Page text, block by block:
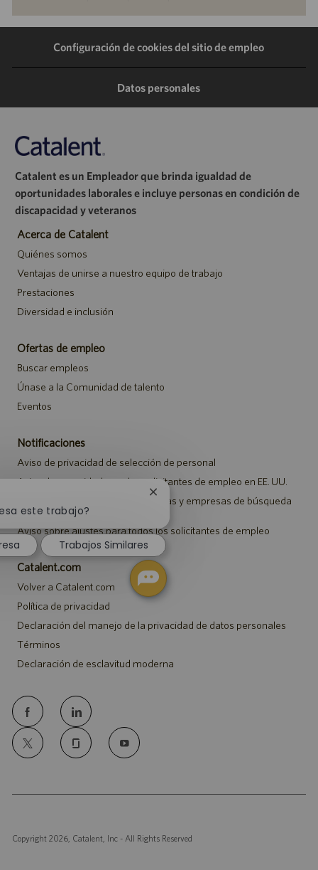
a
través
a
través
de
a
través
de
por
correo
electrónico
Configuración de cookies del sitio de empleo
Datos personales
Catalent es un Empleador que brinda igualdad de
oportunidades laborales e incluye personas en condición de
discapacidad y veteranos
Acerca de Catalent
Quiénes somos
Ventajas de unirse a nuestro equipo de trabajo
Prestaciones
Diversidad e inclusión
Ofertas de empleo
Buscar empleos
Únase a la Comunidad de talento
Eventos
Notificaciones
Aviso de privacidad de selección de personal
Aviso de seguridad para los solicitantes de empleo en EE. UU.
Aviso a representantes de agencias y empresas de búsqueda
de empleo
Aviso sobre ajustes para todos los solicitantes de empleo
Catalent.com
Volver a Catalent.com
Política de privacidad
Declaración del manejo de la privacidad de datos personales
Términos
Declaración de esclavitud moderna
follow
us
Copyright 2026, Catalent, Inc - All Rights Reserved
este trabajo?
Cerrar
notificación
de
chatbot
Trabajos Similares